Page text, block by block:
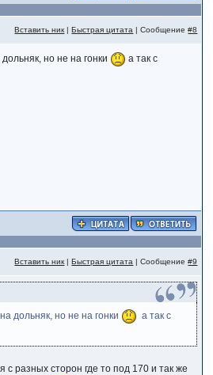
Вставить ник |Быстрая цитата | Сообщение#8
но не на гонки
а так с
Вставить ник |Быстрая цитата | Сообщение#9
дольняк, но не на гонки
а так с
с разных сторон где то под 170 и так же